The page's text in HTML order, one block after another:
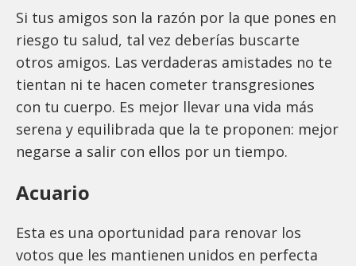
Si tus amigos son la razón por la que pones en
riesgo tu salud, tal vez deberías buscarte
otros amigos. Las verdaderas amistades no te
tientan ni te hacen cometer transgresiones
con tu cuerpo. Es mejor llevar una vida más
serena y equilibrada que la te proponen: mejor
negarse a salir con ellos por un tiempo.
Acuario
Esta es una oportunidad para renovar los
votos que les mantienen unidos en perfecta